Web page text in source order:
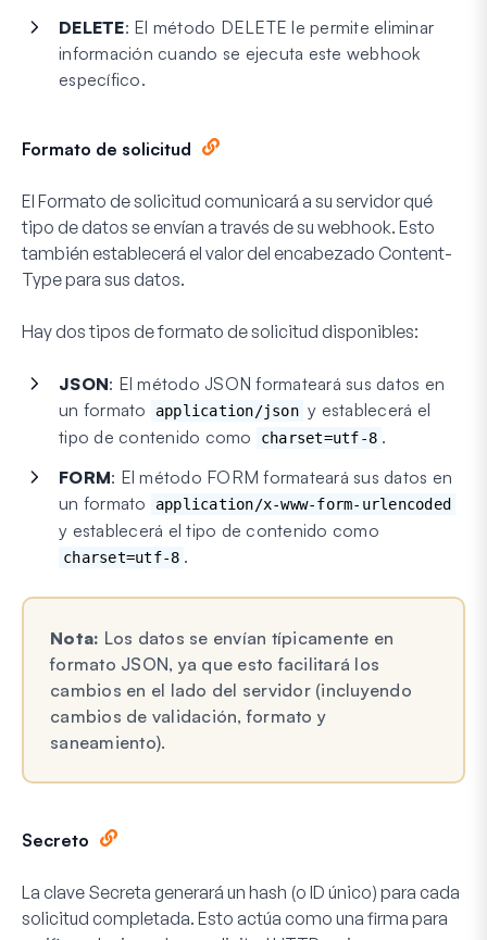
DELETE: El método DELETE le permite eliminar
información cuando se ejecuta este webhook
específico.
Formato de solicitud
El Formato de solicitud comunicará a su servidor qué
tipo de datos se envían a través de su webhook. Esto
también establecerá el valor del encabezado Content-
Typepara sus datos.
Hay dos tipos de formato de solicitud disponibles:
JSON: El método JSON formateará sus datos en
un formato
application/json y establecerá el
tipo de contenido como
charset=utf-8 .
FORM: El método FORM formateará sus datos en
un formato
application/x-www-form-urlencoded
y establecerá el tipo de contenido como
charset=utf-8 .
Nota: Los datos se envían típicamente en
formato JSON, ya que esto facilitará los
cambios en el lado del servidor (incluyendo
cambios de validación, formato y
saneamiento).
Secreto
La clave Secreta generará un hash (o ID único) para cada
solicitud completada. Esto actúa como una firma para